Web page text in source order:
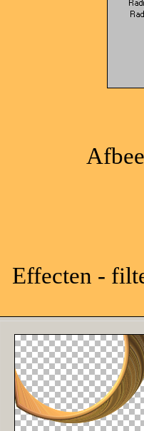
Effecten -